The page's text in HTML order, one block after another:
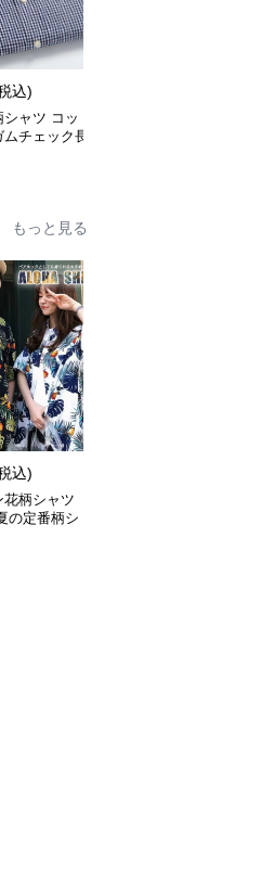
込)
ャツ コッ
ムチェック長
もっと見る
込)
柄シャツ
の定番柄シ